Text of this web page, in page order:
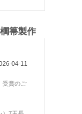
箒製作
04-11
受賞のご